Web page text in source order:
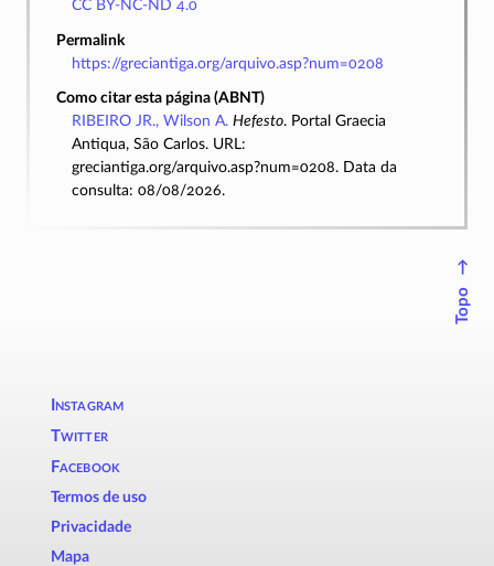
CC BY-NC-ND 4.0
Permalink
https://greciantiga.org/arquivo.asp?num=0208
Como citar esta página (ABNT)
RIBEIRO JR., Wilson A. Hefesto. Portal Graecia
Antiqua, São Carlos. URL:
greciantiga.org/arquivo.asp?num=0208. Data da
consulta: 08/08/2026.
↑
Topo
Instagram
Twitter
Facebook
Termos de uso
Privacidade
Mapa